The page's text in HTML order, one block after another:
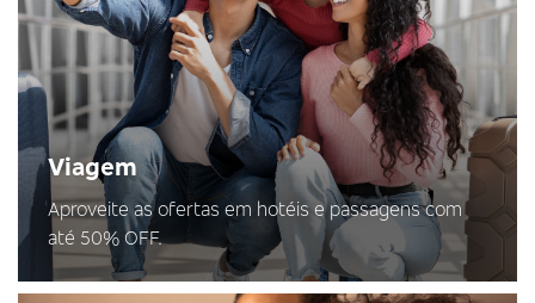
Viagem
Aproveite as ofertas em hotéis e passagens com
até 50% OFF.